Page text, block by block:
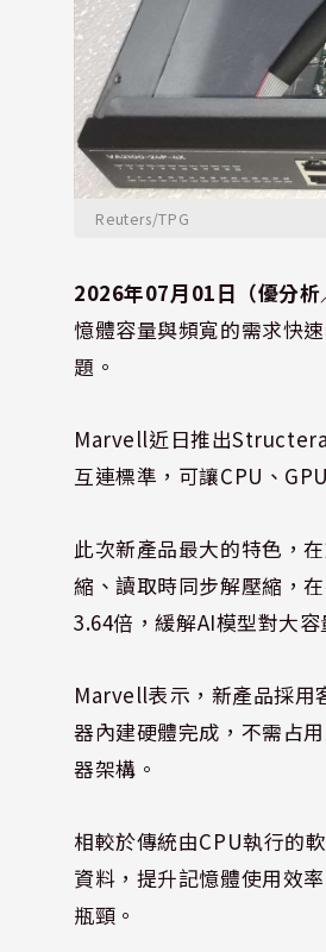
Reuters/TPG
2026年07月01日（優分析
憶體容量與頻寬的需求快
題。
Marvell近日推出
互連標準，可讓CPU、
此次新產品最大的特色，
縮、讀取時同步解壓縮，
3.64倍，緩解AI模型對大容
Marvell表示，新產品採用
器內建硬體完成，不需占
器架構。
相較於傳統由CPU執行的
資料，提升記憶體使用效
瓶頸。